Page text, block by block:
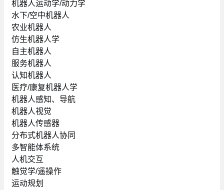
机器人运动学/动力学
水下/空中机器人
农业机器人
仿生机器人学
自主机器人
服务机器人
认知机器人
医疗/康复机器人学
机器人感知、导航
机器人视觉
机器人传感器
分布式机器人协同
多智能体系统
人机交互
触觉学/遥操作
运动规划